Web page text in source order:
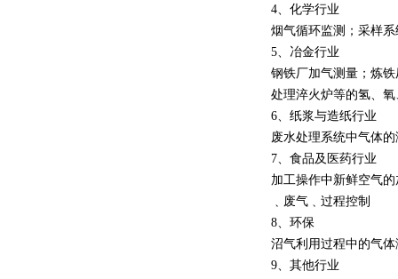
4、化学行业
烟气循环监测；采样
5、冶金行业
钢铁厂加气测量；炼
处理淬火炉等的氢、
6、纸浆与造纸行业
废水处理系统中气体
7、食品及医药行业
加工操作中新鲜空气
﹑废气﹑过程控制
8、环保
沼气利用过程中的气
9、其他行业